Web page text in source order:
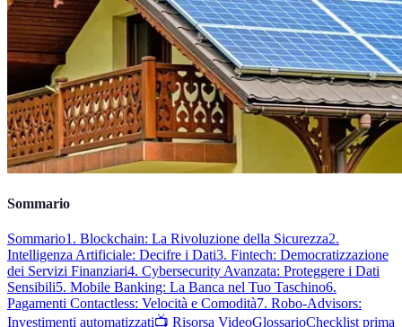
Sommario
Sommario1. Blockchain: La Rivoluzione della Sicurezza2.
Intelligenza Artificiale: Decifre i Dati3. Fintech: Democratizzazione
dei Servizi Finanziari4. Cybersecurity Avanzata: Proteggere i Dati
Sensibili5. Mobile Banking: La Banca nel Tuo Taschino6.
Pagamenti Contactless: Velocità e Comodità7. Robo-Advisors:
Investimenti automatizzati📺 Risorsa VideoGlossarioChecklist prima